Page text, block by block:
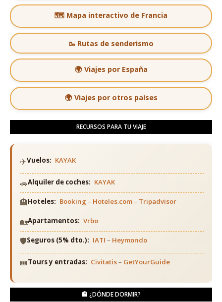
🗺️ Mapa interactivo de Francia
🥾 Rutas de senderismo
🌍 Viajes por España
🌍 Viajes por otros países
RECURSOS PARA TU VIAJE
✈️Vuelos: KAYAK
🚗Alquiler de coches: KAYAK
🏨Hoteles: Booking – Hoteles.com– Tripadvisor
🏡Apartamentos: Vrbo
🛡️Seguros (5% dto.): IATI – Heymondo
🎟️Tours y entradas: Civitatis– GetYourGuide
🏨 ¿DÓNDE DORMIR?